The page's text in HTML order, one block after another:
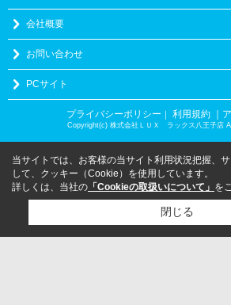
会社概要
お問い合わせ
PCサイト
プライバシーポリシー ｜ 利用規約 ｜
Copyright(c) 株式会社ＬＵＸ ラックス八王子店
当サイトでは、お客様の当サイト利用状況把握、
して、クッキー（Cookie）を使用しています。
詳しくは、当社の 「Cookieの取扱いについて」 を
閉じる